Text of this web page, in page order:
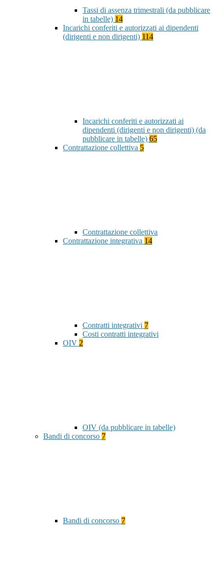
Tassi di assenza trimestrali (da pubblicare
in tabelle) 14
Incarichi conferiti e autorizzati ai dipendenti
(dirigenti e non dirigenti) 114
Incarichi conferiti e autorizzati ai
dipendenti (dirigenti e non dirigenti) (da
pubblicare in tabelle) 65
Contrattazione collettiva 5
Contrattazione collettiva
Contrattazione integrativa 14
Contratti integrativi 7
Costi contratti integrativi
OIV 2
OIV (da pubblicare in tabelle)
Bandi di concorso 7
Bandi di concorso 7